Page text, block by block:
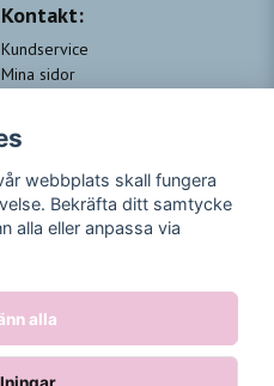
Kontakt:
Kundservice
Mina sidor
Returer
Trygga Betalningar
webbplats skall fungera
Bekräfta ditt samtycke
alla eller anpassa via
alla